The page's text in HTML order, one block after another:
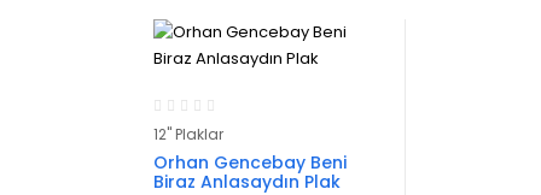
12" Plaklar
Orhan Gencebay Beni
Biraz Anlasaydın Plak